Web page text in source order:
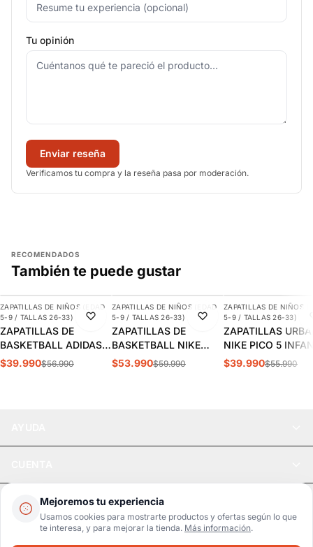
Mejoremos tu experiencia
Usamos cookies para mostrarte productos y ofertas según lo que
te interesa, y para mejorar la tienda. Más información.
Tu opinión
Enviar reseña
Verificamos tu compra y la reseña pasa por moderación.
RECOMENDADOS
También te puede gustar
-30%
AGREGAR
ZAPATILLAS DE NIÑOS (EDAD
5-9 / TALLAS 26-33)
ZAPATILLAS DE
BASKETBALL ADIDAS
CROSS EM UP 5K
$39.990$56.990
-10%
AGREGAR
ZAPATILLAS DE NIÑOS (EDAD
5-9 / TALLAS 26-33)
ZAPATILLAS DE
BASKETBALL NIKE
TEAM HUSTLE D 12 PS
$53.990$59.990
-29%
ZAPATILLAS DE NIÑOS
5-9 / TALLAS 26-33)
ZAPATILLAS
NIKE PICO 5
AR4161-100
$39.990$55.990
LEGAL
Pago seguro SSL / Datos protegidos